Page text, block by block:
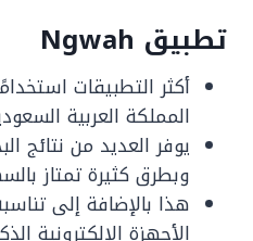
تطبيق Ngwah
أكثر التطبيقات
المملكة العربية
يوفر العديد من نتائج
وبطرق كثيرة تمتاز
هذا بالإضافة إلى
الأجهزة الإلكترونية